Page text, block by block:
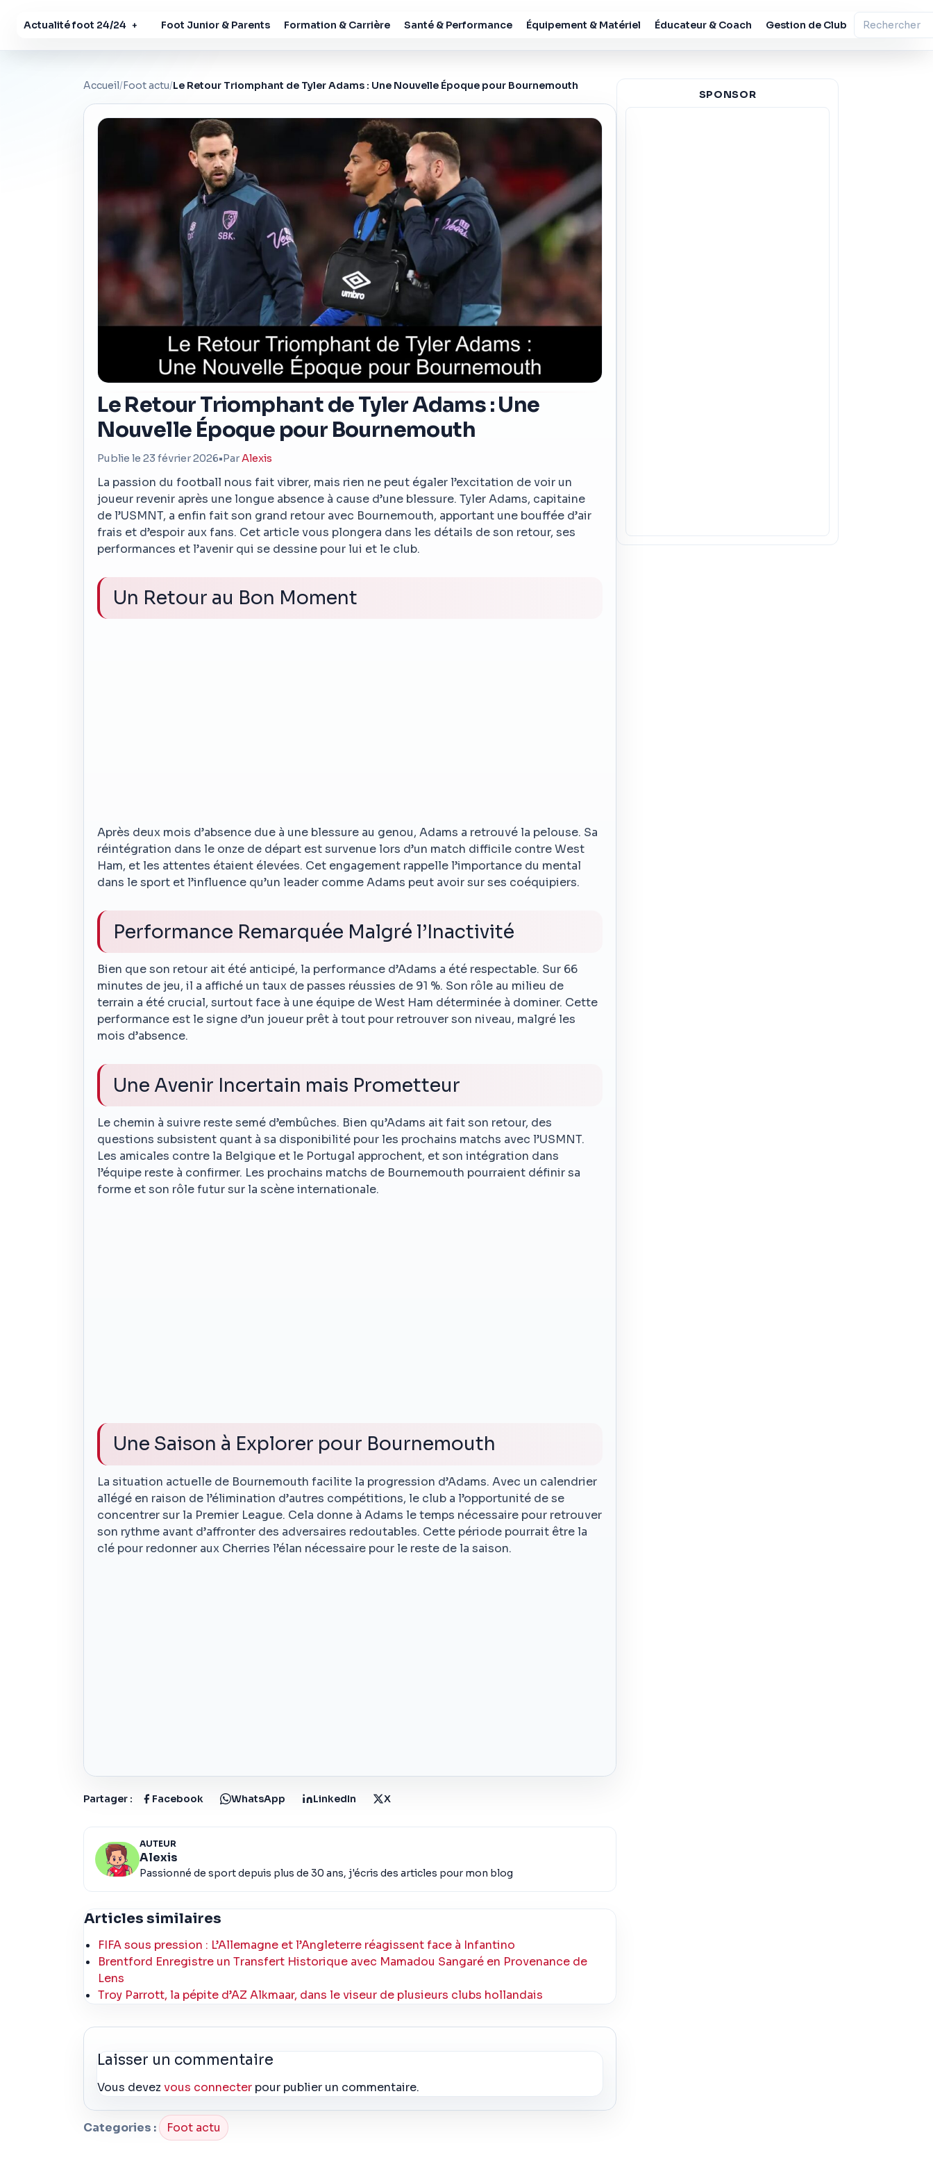
Actualité foot 24/24 + Foot Junior & Parents Formation & Carrière Santé & Performance Équipement & Matériel Éducateur & Coach Gestion de Club
Accueil/Foot actu/Le Retour Triomphant de Tyler Adams : Une Nouvelle Époque pour Bournemouth
Le Retour Triomphant de Tyler Adams : Une
Nouvelle Époque pour Bournemouth
Publie le 23 février 2026•ParAlexis
La passion du football nous fait vibrer, mais rien ne peut égaler l’excitation de voir un
joueur revenir après une longue absence à cause d’une blessure. Tyler Adams, capitaine
de l’USMNT, a enfin fait son grand retour avec Bournemouth, apportant une bouffée d’air
frais et d’espoir aux fans. Cet article vous plongera dans les détails de son retour, ses
performances et l’avenir qui se dessine pour lui et le club.
Un Retour au Bon Moment
Après deux mois d’absence due à une blessure au genou, Adams a retrouvé la pelouse. Sa
réintégration dans le onze de départ est survenue lors d’un match difficile contre West
Ham, et les attentes étaient élevées. Cet engagement rappelle l’importance du mental
dans le sport et l’influence qu’un leader comme Adams peut avoir sur ses coéquipiers.
Performance Remarquée Malgré l’Inactivité
Bien que son retour ait été anticipé, la performance d’Adams a été respectable. Sur 66
minutes de jeu, il a affiché un taux de passes réussies de 91 %. Son rôle au milieu de
terrain a été crucial, surtout face à une équipe de West Ham déterminée à dominer. Cette
performance est le signe d’un joueur prêt à tout pour retrouver son niveau, malgré les
mois d’absence.
Une Avenir Incertain mais Prometteur
Le chemin à suivre reste semé d’embûches. Bien qu’Adams ait fait son retour, des
questions subsistent quant à sa disponibilité pour les prochains matchs avec l’USMNT.
Les amicales contre la Belgique et le Portugal approchent, et son intégration dans
l’équipe reste à confirmer. Les prochains matchs de Bournemouth pourraient définir sa
forme et son rôle futur sur la scène internationale.
Une Saison à Explorer pour Bournemouth
La situation actuelle de Bournemouth facilite la progression d’Adams. Avec un calendrier
allégé en raison de l’élimination d’autres compétitions, le club a l’opportunité de se
concentrer sur la Premier League. Cela donne à Adams le temps nécessaire pour retrouver
son rythme avant d’affronter des adversaires redoutables. Cette période pourrait être la
clé pour redonner aux Cherries l’élan nécessaire pour le reste de la saison.
Partager : Facebook WhatsApp LinkedIn X
AUTEUR
Alexis
Passionné de sport depuis plus de 30 ans, j'écris des articles pour mon blog
Articles similaires
FIFA sous pression : L’Allemagne et l’Angleterre réagissent face à Infantino
Brentford Enregistre un Transfert Historique avec Mamadou Sangaré en Provenance de
Lens
Troy Parrott, la pépite d’AZ Alkmaar, dans le viseur de plusieurs clubs hollandais
Laisser un commentaire
Vous devezvous connecter pour publier un commentaire.
Categories : Foot actu
SPONSOR